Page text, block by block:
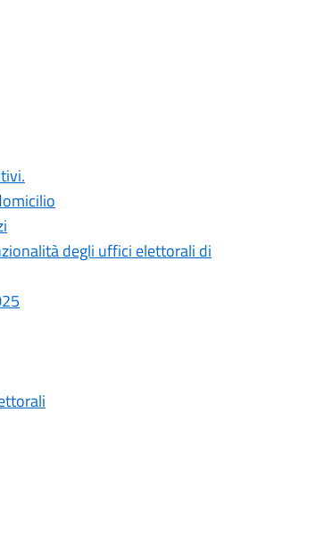
degli uffici elettorali di